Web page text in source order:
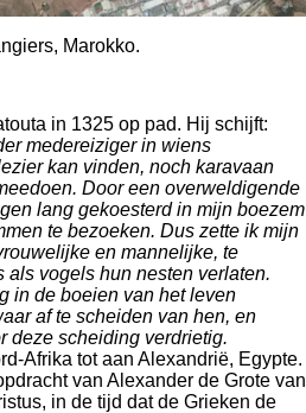
Marokko.
in 1325 op pad. Hij schijft:
medereiziger in wiens
kan vinden, noch karavaan
Door een overweldigende
lang gekoesterd in mijn boezem
te bezoeken. Dus zette ik mijn
en mannelijke, te
als vogels hun nesten verlaten.
in de boeien van het leven
af te scheiden van hen, en
deze scheiding verdrietig.
Afrika tot aan Alexandrië, Egypte.
van Alexander de Grote van
in de tijd dat de Grieken de